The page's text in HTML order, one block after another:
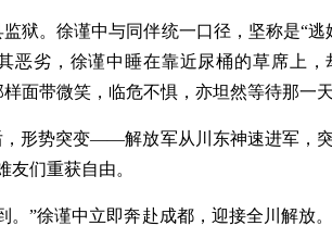
狱。徐谨中与同伴统一口径，坚称是“逃
恶劣，徐谨中睡在靠近尿桶的草席上
样面带微笑，临危不惧，亦坦然等待那一
形势突变——解放军从川东神速进军，突
友们重获自由。
。”徐谨中立即奔赴成都，迎接全川解放